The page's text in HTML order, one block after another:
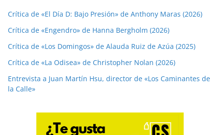
Crítica de «El Día D: Bajo Presión» de Anthony Maras (2026)
Crítica de «Engendro» de Hanna Bergholm (2026)
Crítica de «Los Domingos» de Alauda Ruiz de Azúa (2025)
Crítica de «La Odisea» de Christopher Nolan (2026)
Entrevista a Juan Martín Hsu, director de «Los Caminantes de
la Calle»